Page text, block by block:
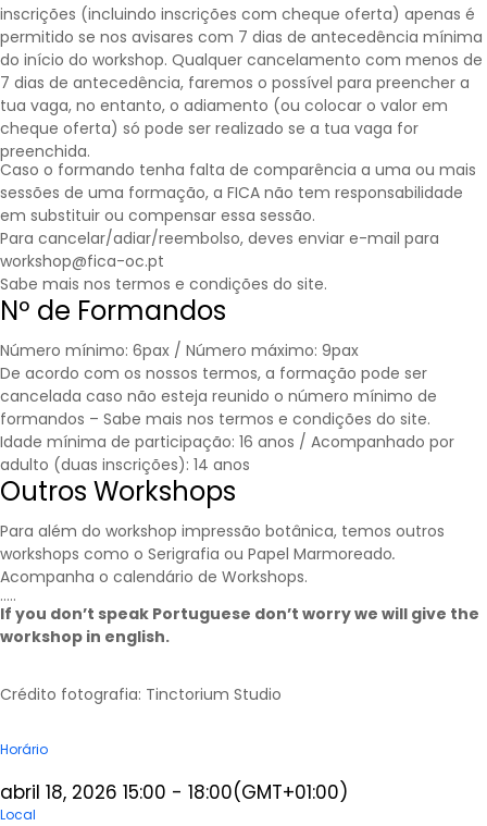
inscrições (incluindo inscrições com cheque oferta) apenas é
permitido se nos avisares com 7 dias de antecedência mínima
do início do workshop. Qualquer cancelamento com menos de
7 dias de antecedência, faremos o possível para preencher a
tua vaga, no entanto, o adiamento (ou colocar o valor em
cheque oferta) só pode ser realizado se a tua vaga for
preenchida.
Caso o formando tenha falta de comparência a uma ou mais
sessões de uma formação, a FICA não tem responsabilidade
em substituir ou compensar essa sessão.
Para cancelar/adiar/reembolso, deves enviar e-mail para
workshop@fica-oc.pt
Sabe mais nos termos e condições do site.
Nº de Formandos
Número mínimo: 6pax / Número máximo: 9pax
De acordo com os nossos termos, a formação pode ser
cancelada caso não esteja reunido o número mínimo de
formandos – Sabe mais nos termos e condições do site.
Idade mínima de participação: 16 anos / Acompanhado por
adulto (duas inscrições): 14 anos
Outros Workshops
Para além do workshop impressão botânica, temos outros
workshops como o Serigrafia ou Papel Marmoreado.
Acompanha o calendário de Workshops.
…..
If you don’t speak Portuguese don’t worry we will give the
workshop in english.
Crédito fotografia: Tinctorium Studio
Horário
abril 18, 2026 15:00 - 18:00(GMT+01:00)
Local